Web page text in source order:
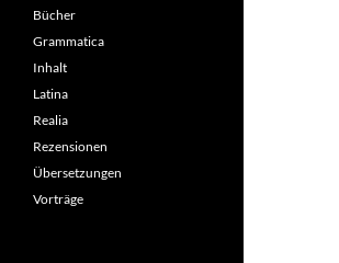
Bücher
Grammatica
Inhalt
Latina
Realia
Rezensionen
Übersetzungen
Vorträge